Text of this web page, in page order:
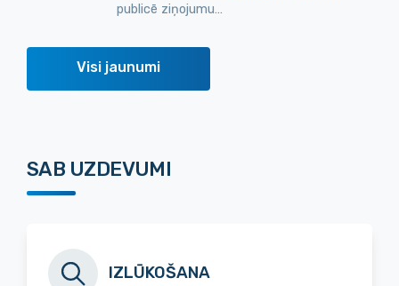
publicē ziņojumu…
Visi jaunumi
SAB UZDEVUMI
IZLŪKOŠANA